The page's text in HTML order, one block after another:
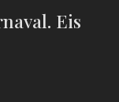
Eis